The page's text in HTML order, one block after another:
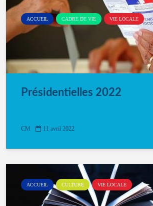
ACCUEIL CADRE DE VIE VIE LOCALE
Présidentielles 2022
CM 11 avril 2022
ACCUEIL CULTURE VIE LOCALE